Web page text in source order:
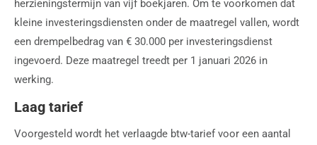
herzieningstermijn van vijf boekjaren. Om te voorkomen dat
kleine investeringsdiensten onder de maatregel vallen, wordt
een drempelbedrag van € 30.000 per investeringsdienst
ingevoerd. Deze maatregel treedt per 1 januari 2026 in
werking.
Laag tarief
Voorgesteld wordt het verlaagde btw-tarief voor een aantal